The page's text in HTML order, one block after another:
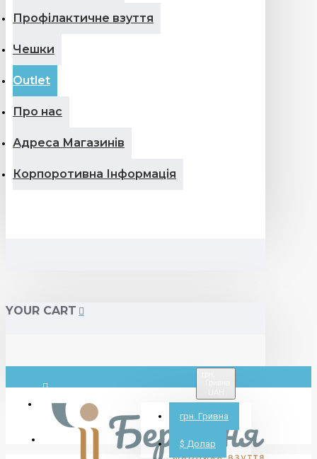
Профілактичне взуття
Чешки
Outlet
Про нас
Адреса Магазинів
Корпоротивна Інформація
YOUR CART
Вхід
грн. Гривна
$ Долар